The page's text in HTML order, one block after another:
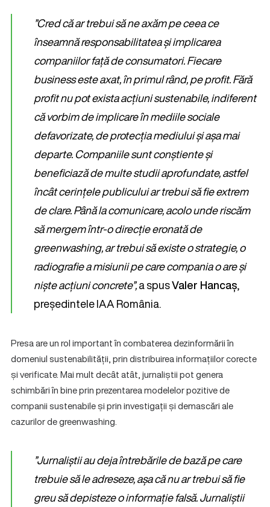
”Cred că ar trebui să ne axăm pe ceea ce
înseamnă responsabilitatea și implicarea
companiilor față de consumatori. Fiecare
business este axat, în primul rând, pe profit. Fără
profit nu pot exista acțiuni sustenabile, indiferent
că vorbim de implicare în mediile sociale
defavorizate, de protecția mediului și așa mai
departe. Companiile sunt conștiente și
beneficiază de multe studii aprofundate, astfel
încât cerințele publicului ar trebui să fie extrem
de clare. Până la comunicare, acolo unde riscăm
să mergem într-o direcție eronată de
greenwashing, ar trebui să existe o strategie, o
radiografie a misiunii pe care compania o are și
niște acțiuni concrete”,a spusValer Hancaș,
președintele IAA România.
Presa are un rol important în combaterea dezinformării în
domeniul sustenabilității, prin distribuirea informațiilor corecte
și verificate. Mai mult decât atât, jurnaliștii pot genera
schimbări în bine prin prezentarea modelelor pozitive de
companii sustenabile și prin investigații și demascări ale
cazurilor de greenwashing.
”Jurnaliștii au deja întrebările de bază pe care
trebuie să le adreseze, așa că nu ar trebui să fie
greu să depisteze o informație falsă. Jurnaliștii